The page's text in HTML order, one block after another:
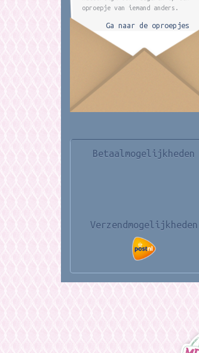
oproepje van iemand anders.
Ga naar de oproepjes
Betaalmogelijkheden
Verzendmogelijkheden